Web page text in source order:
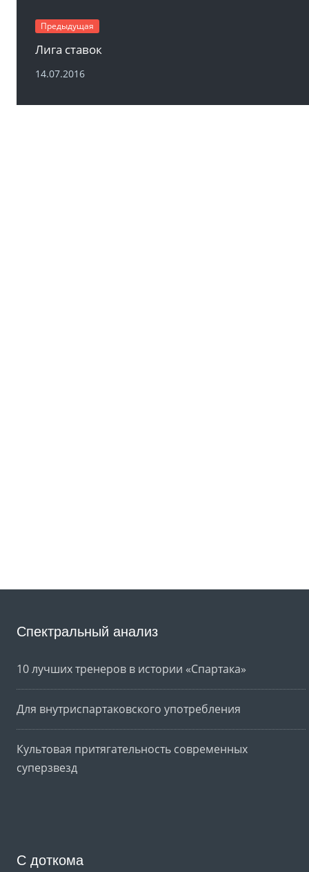
Предыдущая
Лига ставок
14.07.2016
Спектральный анализ
10 лучших тренеров в истории «Спартака»
Для внутриспартаковского употребления
Культовая притягательность современных
суперзвезд
С доткома